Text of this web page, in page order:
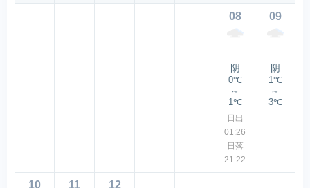
08
阴
0℃
～
1℃
日出
01:26
日落
21:22
09
阴
1℃
～
3℃
10 11 12